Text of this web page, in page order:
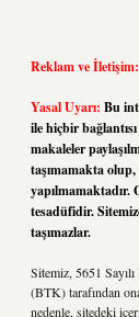
Reklam ve İletişim:
Yasal Uyarı: Bu
ile hiçbir
makaleler
taşımamakta
tesadüfidir.
taşımazlar.
Sitemiz, 5651
(BTK) tarafından
nedenle, sitedeki